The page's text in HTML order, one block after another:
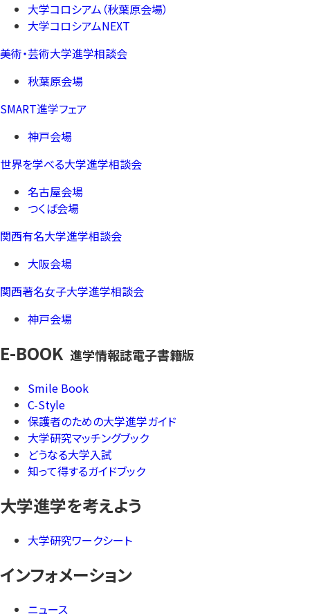
大学コロシアム（秋葉原会場）
大学コロシアムNEXT
美術・芸術大学進学相談会
秋葉原会場
SMART進学フェア
神戸会場
世界を学べる大学進学相談会
名古屋会場
つくば会場
関西有名大学進学相談会
大阪会場
関西著名女子大学進学相談会
神戸会場
E-BOOK 進学情報誌電子書籍版
Smile Book
C-Style
保護者のための大学進学ガイド
大学研究マッチングブック
どうなる大学入試
知って得するガイドブック
大学進学を考えよう
大学研究ワークシート
インフォメーション
ニュース